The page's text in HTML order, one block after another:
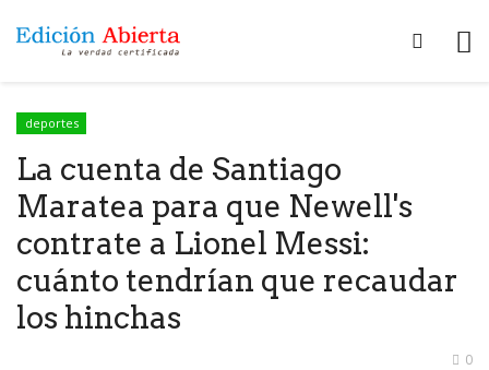
deportes
La cuenta de Santiago
Maratea para que Newell's
contrate a Lionel Messi:
cuánto tendrían que recaudar
los hinchas
0